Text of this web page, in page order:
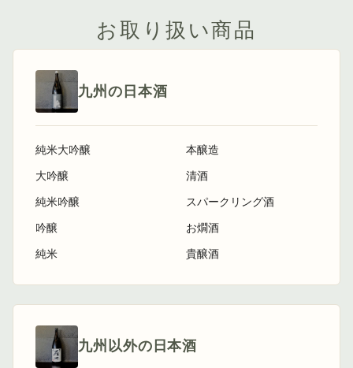
お取り扱い商品
九州の日本酒
純米大吟醸
大吟醸
純米吟醸
吟醸
純米
本醸造
清酒
スパークリング酒
お燗酒
貴醸酒
九州以外の日本酒